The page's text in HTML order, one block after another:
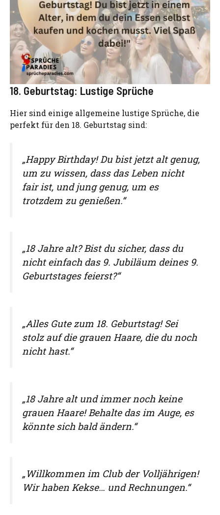
18. Geburtstag: Lustige Sprüche
Hier sind einige allgemeine lustige Sprüche, die
perfekt für den 18. Geburtstag sind:
„Happy Birthday! Du bist jetzt alt genug,
um zu wissen, dass das Leben nicht
fair ist, und jung genug, um es
trotzdem zu genießen.“
„18 Jahre alt? Bist du sicher, dass du
nicht einfach das 9. Jubiläum deines 9.
Geburtstages feierst?“
„Alles Gute zum 18. Geburtstag! Sei
stolz auf die grauen Haare, die du noch
nicht hast.“
„18 Jahre alt und immer noch keine
grauen Haare! Behalte das im Auge, es
könnte sich bald ändern.“
„Willkommen im Club der Volljährigen!
Wir haben Kekse… und Rechnungen.“